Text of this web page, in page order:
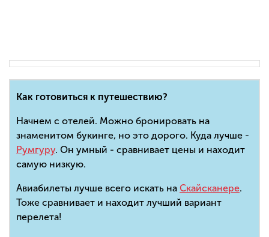
Как готовиться к путешествию?
Начнем с отелей. Можно бронировать на
знаменитом букинге, но это дорого. Куда лучше -
Румгуру. Он умный - сравнивает цены и находит
самую низкую.
Авиабилеты лучше всего искать на Скайсканере.
Тоже сравнивает и находит лучший вариант
перелета!